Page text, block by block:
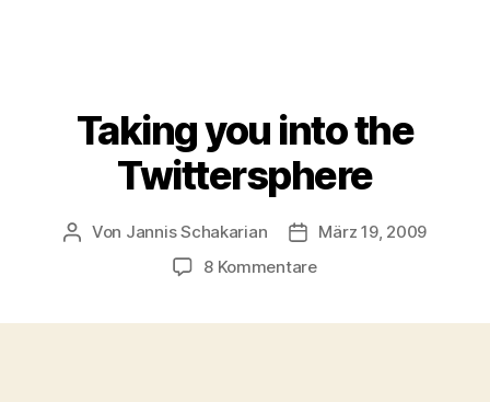
Taking you into the
Twittersphere
Beitragsautor
Von Jannis Schakarian Veröffentlichungsdatum
März 19, 2009
8 Kommentarezu